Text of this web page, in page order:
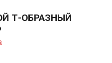
Т-ОБРАЗНЫЙ